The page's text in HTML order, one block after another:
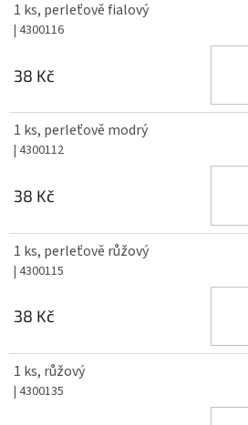
1 ks, perleťově fialový
| 4300116
38 Kč
1 ks, perleťově modrý
| 4300112
38 Kč
1 ks, perleťově růžový
| 4300115
38 Kč
1 ks, růžový
| 4300135